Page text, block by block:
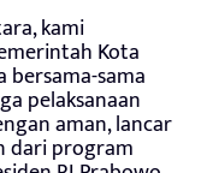
kami
Kota
bersama-sama
pelaksanaan
aman, lancar
dari program